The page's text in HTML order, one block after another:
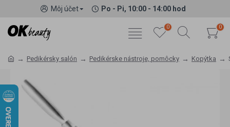
Môj účet Po - Pi, 10:00 - 14:00 hod
0 0
Pedikérsky salón Pedikérske nástroje, pomôcky Kopýtka